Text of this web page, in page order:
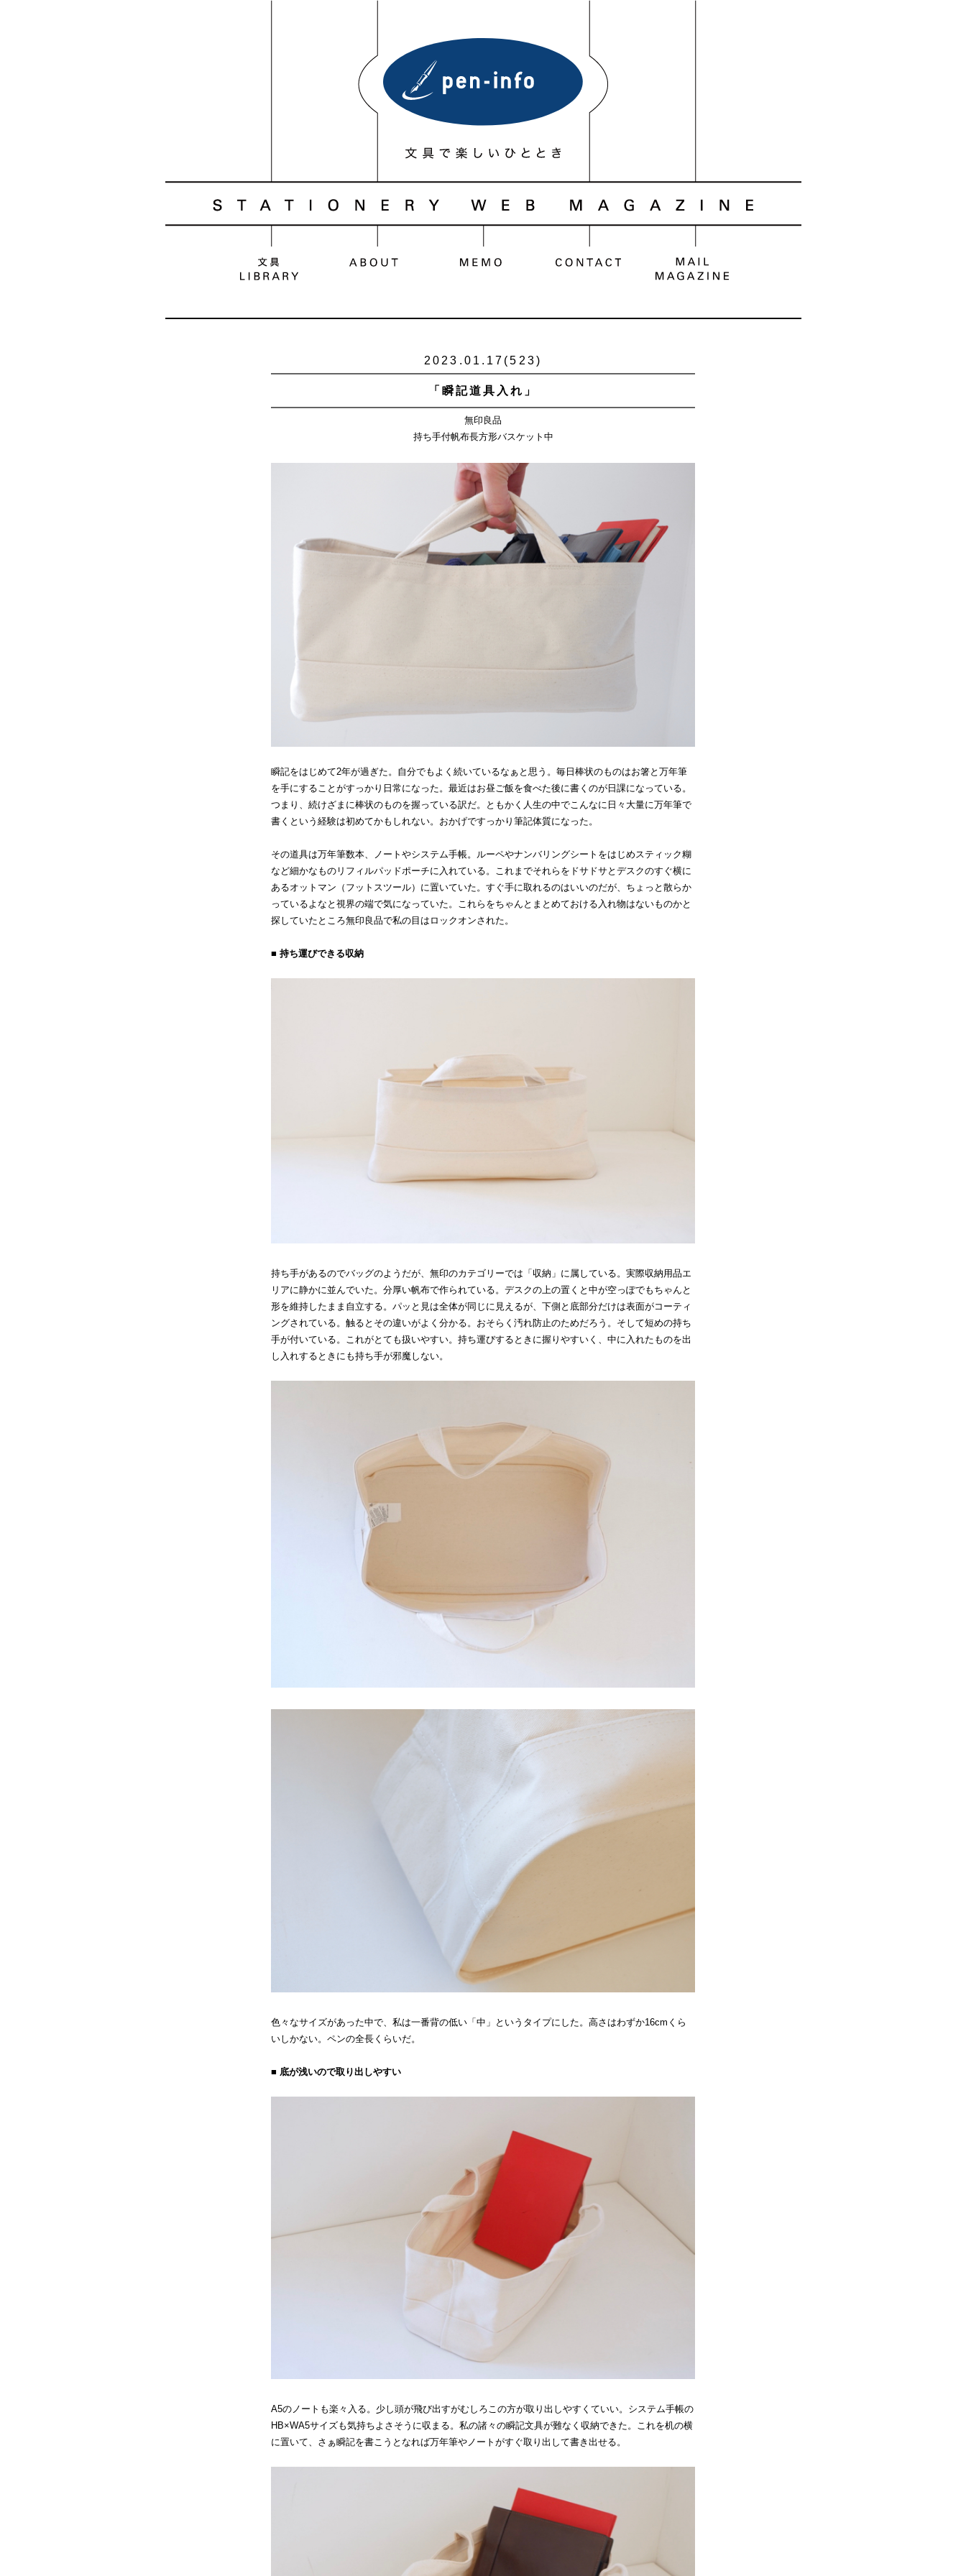
2023.01.17(523)
「瞬記道具入れ」
無印良品
持ち手付帆布長方形バスケット中
瞬記をはじめて2年が過ぎた。自分でもよく続いているなぁと思う。毎日棒状のものはお箸と万年筆
を手にすることがすっかり日常になった。最近はお昼ご飯を食べた後に書くのが日課になっている。
つまり、続けざまに棒状のものを握っている訳だ。ともかく人生の中でこんなに日々大量に万年筆で
書くという経験は初めてかもしれない。おかげですっかり筆記体質になった。
その道具は万年筆数本、ノートやシステム手帳。ルーペやナンバリングシートをはじめスティック糊
など細かなものリフィルパッドポーチに入れている。これまでそれらをドサドサとデスクのすぐ横に
あるオットマン（フットスツール）に置いていた。すぐ手に取れるのはいいのだが、ちょっと散らか
っているよなと視界の端で気になっていた。これらをちゃんとまとめておける入れ物はないものかと
探していたところ無印良品で私の目はロックオンされた。
■ 持ち運びできる収納
持ち手があるのでバッグのようだが、無印のカテゴリーでは「収納」に属している。実際収納用品エ
リアに静かに並んでいた。分厚い帆布で作られている。デスクの上の置くと中が空っぽでもちゃんと
形を維持したまま自立する。パッと見は全体が同じに見えるが、下側と底部分だけは表面がコーティ
ングされている。触るとその違いがよく分かる。おそらく汚れ防止のためだろう。そして短めの持ち
手が付いている。これがとても扱いやすい。持ち運びするときに握りやすいく、中に入れたものを出
し入れするときにも持ち手が邪魔しない。
色々なサイズがあった中で、私は一番背の低い「中」というタイプにした。高さはわずか16cmくら
いしかない。ペンの全長くらいだ。
■ 底が浅いので取り出しやすい
A5のノートも楽々入る。少し頭が飛び出すがむしろこの方が取り出しやすくていい。システム手帳の
HB×WA5サイズも気持ちよさそうに収まる。私の諸々の瞬記文具が難なく収納できた。これを机の横
に置いて、さぁ瞬記を書こうとなれば万年筆やノートがすぐ取り出して書き出せる。